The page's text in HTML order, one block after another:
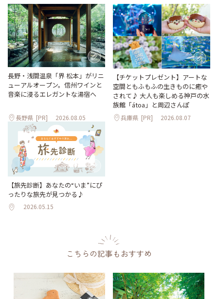
長野・浅間温泉「界 松本」がリニ
ューアルオープン。信州ワインと
音楽に浸るエレガントな湯宿へ
長野県 [PR] 2026.08.05
【チケットプレゼント】アートな
空間ともふもふの生きものに癒や
されて♪ 大人も楽しめる神戸の水
族館「átoa」と周辺さんぽ
兵庫県 [PR] 2026.08.07
【旅先診断】あなたの“いま”にぴ
ったりな旅先が見つかる♪
2026.05.15
こちらの記事もおすすめ